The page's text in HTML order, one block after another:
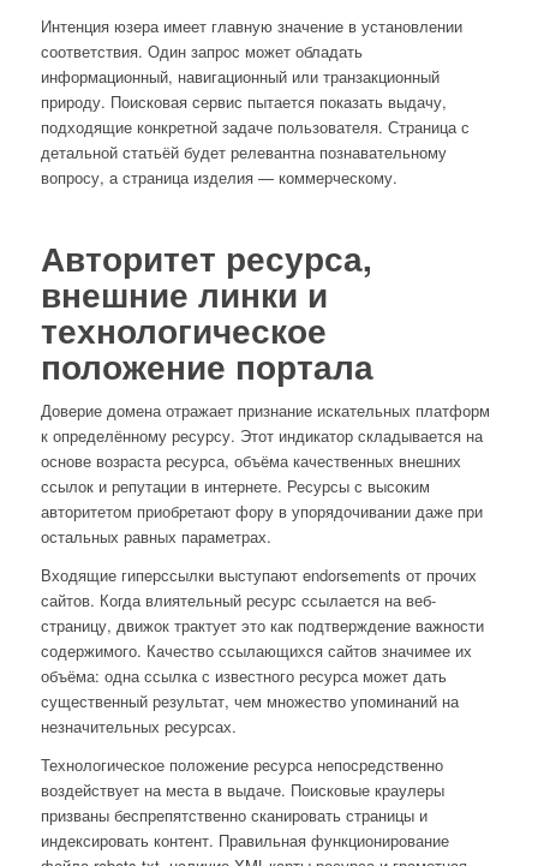
Интенция юзера имеет главную значение в установлении
соответствия. Один запрос может обладать
информационный, навигационный или транзакционный
природу. Поисковая сервис пытается показать выдачу,
подходящие конкретной задаче пользователя. Страница с
детальной статьёй будет релевантна познавательному
вопросу, а страница изделия — коммерческому.
Авторитет ресурса,
внешние линки и
технологическое
положение портала
Доверие домена отражает признание искательных платформ
к определённому ресурсу. Этот индикатор складывается на
основе возраста ресурса, объёма качественных внешних
ссылок и репутации в интернете. Ресурсы с высоким
авторитетом приобретают фору в упорядочивании даже при
остальных равных параметрах.
Входящие гиперссылки выступают endorsements от прочих
сайтов. Когда влиятельный ресурс ссылается на веб-
страницу, движок трактует это как подтверждение важности
содержимого. Качество ссылающихся сайтов значимее их
объёма: одна ссылка с известного ресурса может дать
существенный результат, чем множество упоминаний на
незначительных ресурсах.
Технологическое положение ресурса непосредственно
воздействует на места в выдаче. Поисковые краулеры
призваны беспрепятственно сканировать страницы и
индексировать контент. Правильная функционирование